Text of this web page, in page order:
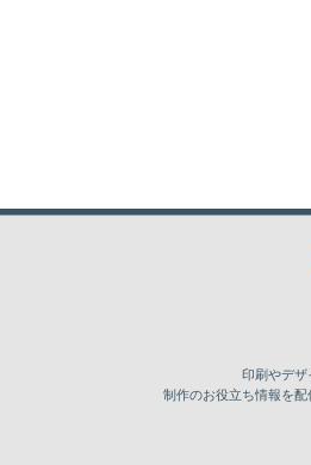
印刷やデザ
制作のお役立ち情報を配